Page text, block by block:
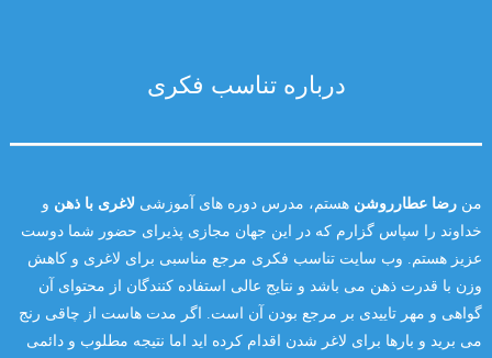
درباره تناسب فکری
من رضا عطارروشن هستم، مدرس دوره های آموزشی لاغری با ذهن و
خداوند را سپاس گزارم که در این جهان مجازی پذیرای حضور شما دوست
عزیز هستم. وب سایت تناسب فکری مرجع مناسبی برای لاغری و کاهش
وزن با قدرت ذهن می باشد و نتایج عالی استفاده کنندگان از محتوای آن
گواهی و مهر تاییدی بر مرجع بودن آن است. اگر مدت هاست از چاقی رنج
می برید و بارها برای لاغر شدن اقدام کرده اید اما نتیجه مطلوب و دائمی